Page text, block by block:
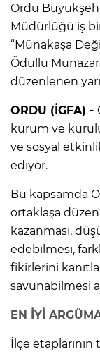
Ordu
Müdürlüğü iş
“Münakaşa
Ödüllü
düzenlenen
ORDU (İGFA) -
kurum ve
ve sosyal
ediyor.
Bu kapsamda
ortaklaşa
kazanması,
edebilmesi,
fikirlerini
savunabilmesi
EN İYİ
İlçe etaplarının